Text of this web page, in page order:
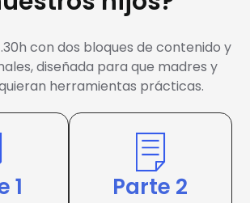
con dos bloques de contenido y
diseñada para que madres y
herramientas prácticas.
1 Parte 2